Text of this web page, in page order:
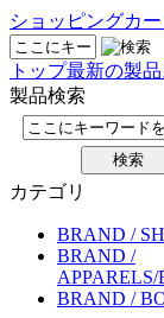
ショッピングカー
トップ最新の製品
製品検索
カテゴリ
BRAND /
BRAND /
APPARELS/
BRAND /